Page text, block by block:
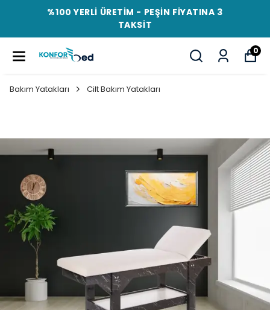
%100 YERLİ ÜRETİM - PEŞİN FİYATINA 3
TAKSİT
0
Bakım Yatakları Cilt Bakım Yatakları